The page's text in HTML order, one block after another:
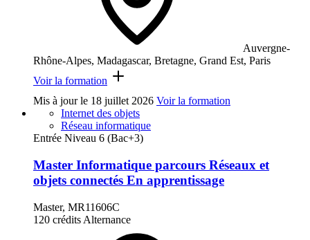
Auvergne-
Rhône-Alpes, Madagascar, Bretagne, Grand Est, Paris
Voir la formation
Mis à jour le 18 juillet 2026 Voir la formation
Internet des objets
Réseau informatique
Entrée Niveau 6 (Bac+3)
Master Informatique parcours Réseaux et
objets connectés En apprentissage
Master, MR11606C
120 crédits Alternance